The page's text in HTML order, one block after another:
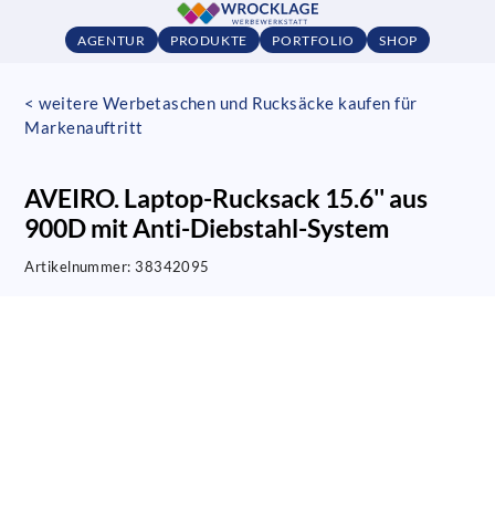
AGENTUR PRODUKTE PORTFOLIO SHOP
< weitere Werbetaschen und Rucksäcke kaufen für
Markenauftritt
AVEIRO. Laptop-Rucksack 15.6'' aus
900D mit Anti-Diebstahl-System
Artikelnummer:38342095